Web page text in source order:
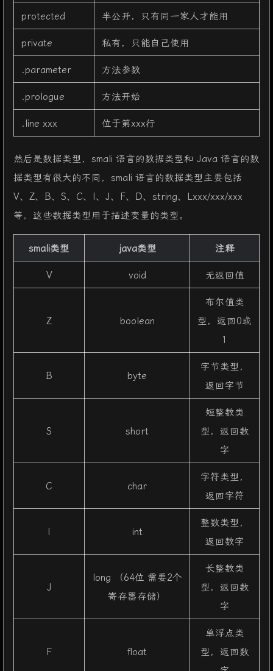
protected
半公开，只有同一家人才能用
private
私有，只能自己使用
.parameter
方法参数
.prologue
方法开始
.line xxx
位于第xxx行
然后是数据类型，smali 语言的数据类型和 Java 语言的数
据类型有很大的不同，smali 语言的数据类型主要包括
V、Z、B、S、C、I、J、F、D、string、Lxxx/xxx/xxx
等，这些数据类型用于描述变量的类型。
smali类型 java类型
注释
V
void 无返回值
Z boolean
布尔值类
型，返回0或
1
B byte
字节类型，
返回字节
S short
短整数类
型，返回数
字
C char
字符类型，
返回字符
I int
整数类型，
返回数字
J
long （64位 需要2个
寄存器存储）
长整数类
型，返回数
字
F float
单浮点类
型，返回数